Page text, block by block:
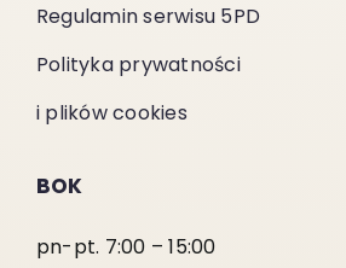
Regulamin serwisu 5PD
Polityka prywatności
i plików cookies
BOK
pn-pt. 7:00 – 15:00